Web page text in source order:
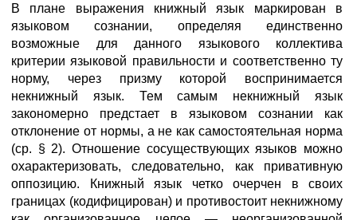
В плане выражения книжный язык маркирован в
языковом сознании, определяя единственно
возможные для данного языкового коллектива
критерии языковой правильности и соответственно ту
норму, через призму которой воспринимается
некнижный язык. Тем самым некнижный язык
закономерно предстает в языковом сознании как
отклонение от нормы, а не как самостоятельная норма
(ср. § 2). Отношение сосуществующих языков можно
охарактеризовать, следовательно, как привативную
оппозицию. Книжный язык четко очерчен в своих
границах (кодифицирован) и противостоит некнижному